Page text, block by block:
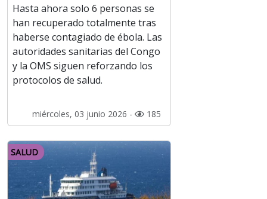
Hasta ahora solo 6 personas se
han recuperado totalmente tras
haberse contagiado de ébola. Las
autoridades sanitarias del Congo
y la OMS siguen reforzando los
protocolos de salud.
miércoles, 03 junio 2026 - 185
SALUD